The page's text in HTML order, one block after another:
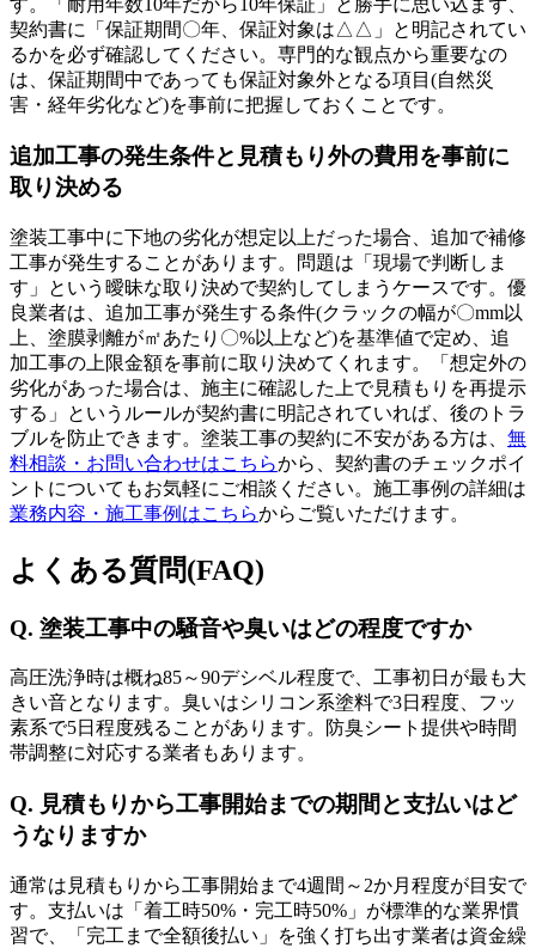
す。「耐用年数10年だから10年保証」と勝手に思い込まず、
契約書に「保証期間〇年、保証対象は△△」と明記されてい
るかを必ず確認してください。専門的な観点から重要なの
は、保証期間中であっても保証対象外となる項目(自然災
害・経年劣化など)を事前に把握しておくことです。
追加工事の発生条件と見積もり外の費用を事前に
取り決める
塗装工事中に下地の劣化が想定以上だった場合、追加で補修
工事が発生することがあります。問題は「現場で判断しま
す」という曖昧な取り決めで契約してしまうケースです。優
良業者は、追加工事が発生する条件(クラックの幅が〇mm以
上、塗膜剥離が㎡あたり〇%以上など)を基準値で定め、追
加工事の上限金額を事前に取り決めてくれます。「想定外の
劣化があった場合は、施主に確認した上で見積もりを再提示
する」というルールが契約書に明記されていれば、後のトラ
ブルを防止できます。塗装工事の契約に不安がある方は、 無
料相談・お問い合わせはこちらから、契約書のチェックポイ
ントについてもお気軽にご相談ください。施工事例の詳細は
業務内容・施工事例はこちらからご覧いただけます。
よくある質問(FAQ)
Q. 塗装工事中の騒音や臭いはどの程度ですか
高圧洗浄時は概ね85～90デシベル程度で、工事初日が最も大
きい音となります。臭いはシリコン系塗料で3日程度、フッ
素系で5日程度残ることがあります。防臭シート提供や時間
帯調整に対応する業者もあります。
Q. 見積もりから工事開始までの期間と支払いはど
うなりますか
通常は見積もりから工事開始まで4週間～2か月程度が目安で
す。支払いは「着工時50%・完工時50%」が標準的な業界慣
習で、「完工まで全額後払い」を強く打ち出す業者は資金繰